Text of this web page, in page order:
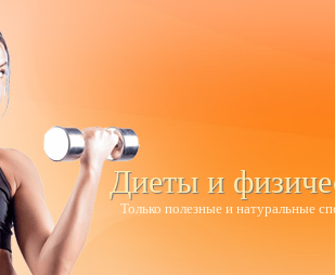
Диеты и
Только полезные и натуральные